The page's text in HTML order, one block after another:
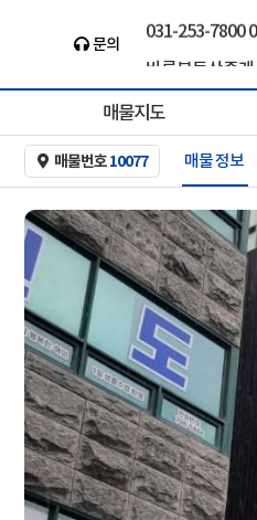
문의
바른부동산중개
the-baleun.com
매물지도
매물번호10077 매물 정보